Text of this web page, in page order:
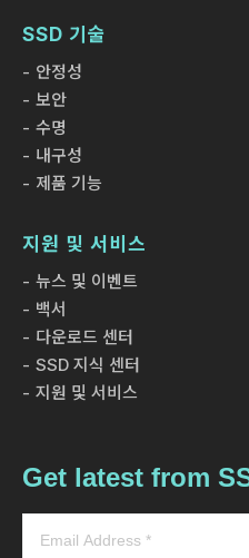
SSD 기술
안정성
보안
수명
내구성
제품 기능
지원 및 서비스
뉴스 및 이벤트
백서
다운로드 센터
SSD 지식 센터
지원 및 서비스
Get latest from